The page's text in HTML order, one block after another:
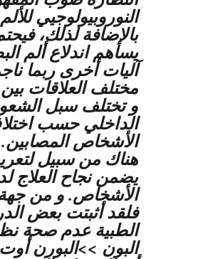
بالإضافة لذلك،
يساهم اندلاع ألم
آليات أخرى ربما
مختلف العلاقات بين
و تختلف سبل
الداخلي حسب
الأشخاص
هناك من سبيل
يضمن نجاح العلاج
الأشخاص. و من
فلقد أثبتت بعض
الطبية عدم صحة